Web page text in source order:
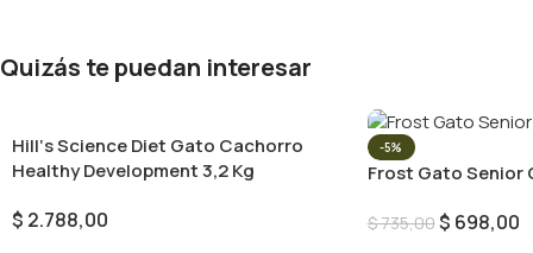
Quizás te puedan interesar
Hill‘s Science Diet Gato Cachorro
Healthy Development 3,2 Kg
$ 2.788,00
-5%
Frost Gato Senior
$735,00$ 698,00